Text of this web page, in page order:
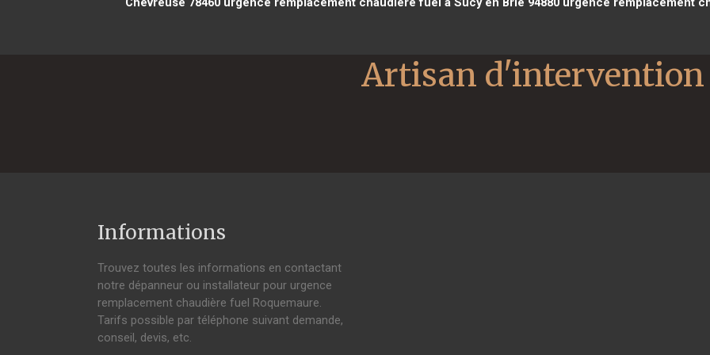
Informations
Trouvez toutes les informations en contactant
notre dépanneur ou installateur pour urgence
remplacement chaudière fuel Roquemaure.
Tarifs possible par téléphone suivant demande,
conseil, devis, etc.
Artisan d'intervention